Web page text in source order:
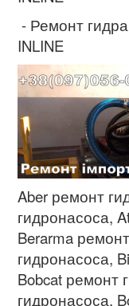
- Ремонт
INLINE
Aber ремонт
гидронасоса,
Berarma
гидронасоса,
Bobcat ремонт
гидронасоса,